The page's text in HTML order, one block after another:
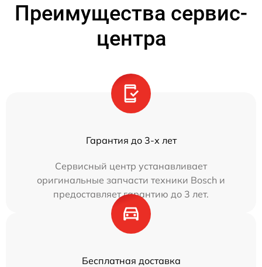
Преимущества сервис-
центра
Гарантия до 3-х лет
Сервисный центр устанавливает
оригинальные запчасти техники Bosch и
предоставляет гарантию до 3 лет.
Бесплатная доставка